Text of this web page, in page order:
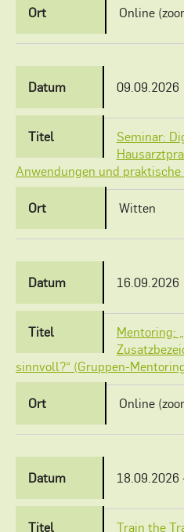
Online
09.09.2026
Seminar:
Anwendungen und praktische
Witten
16.09.2026
Mentoring:
sinnvoll?“ (Gruppen-
Online
18.09.2026
Train the